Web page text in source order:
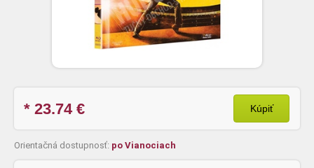
* 23.74€ Kúpiť
Orientačná dostupnosť: po Vianociach